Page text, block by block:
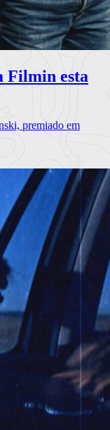
Filmin esta
premiado em